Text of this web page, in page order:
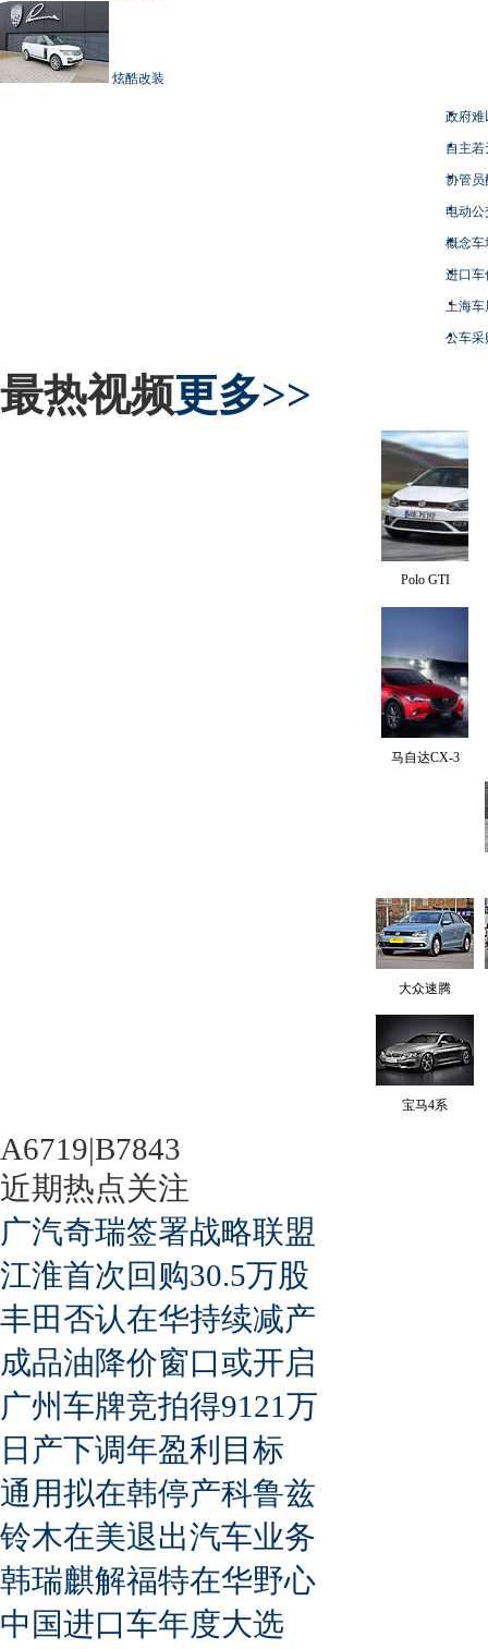
炫酷改装
政府难
自主
协管员
电动
概念车
进口车
上海
公车采
最热视频更多>>
Polo GTI
马自达CX-3
大众速腾
宝马4系
A6719|B7843
近期热点关注
广汽奇瑞签署战略联盟
江淮首次回购30.5万股
丰田否认在华持续减产
成品油降价窗口或开启
广州车牌竞拍得9121万
日产下调年盈利目标
通用拟在韩停产科鲁兹
铃木在美退出汽车业务
韩瑞麒解福特在华野心
中国进口车年度大选